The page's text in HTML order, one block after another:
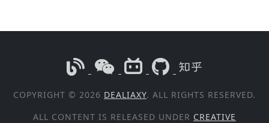
COPYRIGHT © 2026 DEALIAXY. ALL RIGHTS RESERVED.
ALL CONTENT IS RELEASED UNDER CREATIVE